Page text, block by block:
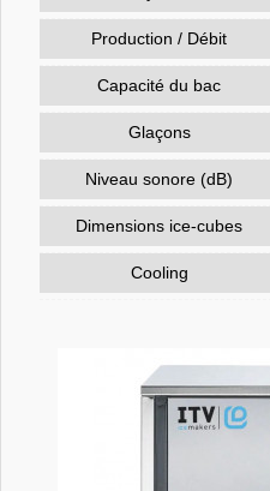
Production / Débit
Capacité du bac
Glaçons
Niveau sonore (dB)
Dimensions ice-cubes
Cooling